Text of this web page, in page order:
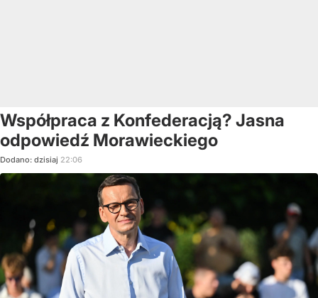
Współpraca z Konfederacją? Jasna
odpowiedź Morawieckiego
Dodano: dzisiaj 22:06